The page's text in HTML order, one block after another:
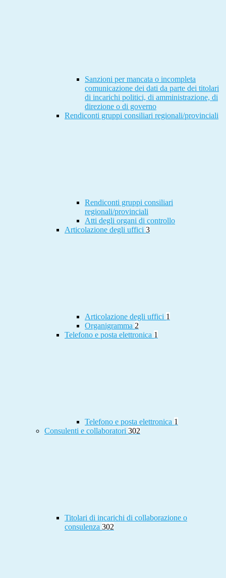
Sanzioni per mancata o incompleta
comunicazione dei dati da parte dei titolari
di incarichi politici, di amministrazione, di
direzione o di governo
Rendiconti gruppi consiliari regionali/provinciali
Rendiconti gruppi consiliari
regionali/provinciali
Atti degli organi di controllo
Articolazione degli uffici 3
Articolazione degli uffici 1
Organigramma 2
Telefono e posta elettronica 1
Telefono e posta elettronica 1
Consulenti e collaboratori 302
Titolari di incarichi di collaborazione o
consulenza 302